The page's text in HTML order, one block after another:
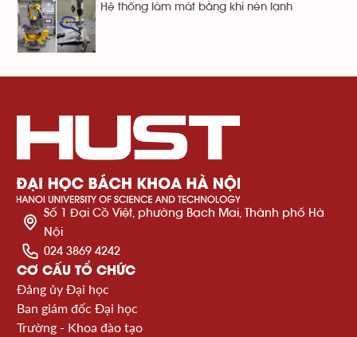
Hệ thống làm mát bằng khí nén lạnh
Số 1 Đại Cồ Việt, phường Bạch Mai, Thành phố Hà
Nội
024 3869 4242
CƠ CẤU TỔ CHỨC
Đảng ủy Đại học
Ban giám đốc Đại học
Trường - Khoa đào tạo